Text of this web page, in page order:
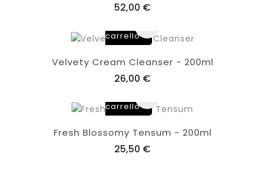
52,00 €
Aggiungi
carrello
Velvety Cream Cleanser - 200ml
26,00 €
Aggiungi
carrello
Fresh Blossomy Tensum - 200ml
25,50 €